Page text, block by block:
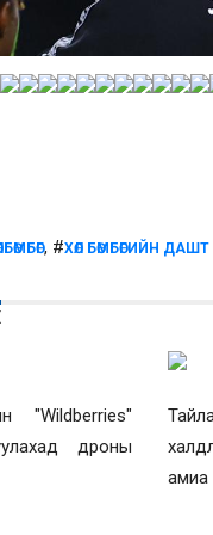
, #ХӨЛ БӨМБӨГИЙН ДАШТ
"Wildberries"
дроны
амиа